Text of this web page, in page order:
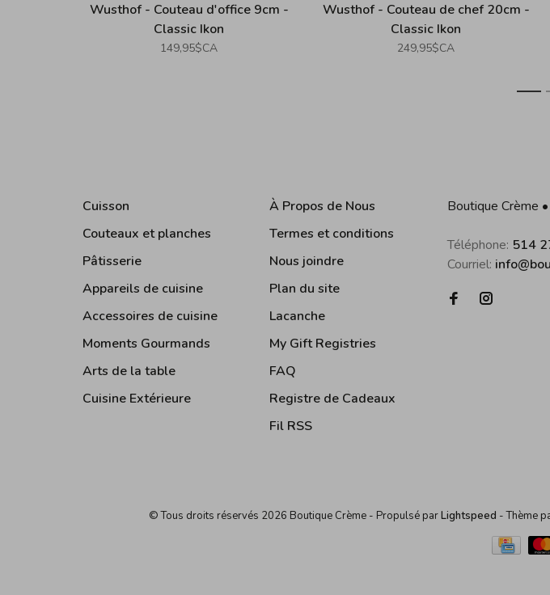
Wusthof - Couteau d'office 9cm -
Classic Ikon
149,95$CA
Wusthof - Couteau de chef 20cm -
Classic Ikon
249,95$CA
1
Cuisson
Couteaux et planches
Pâtisserie
Appareils de cuisine
Accessoires de cuisine
Moments Gourmands
Arts de la table
Cuisine Extérieure
À Propos de Nous
Termes et conditions
Nous joindre
Plan du site
Lacanche
My Gift Registries
FAQ
Registre de Cadeaux
Fil RSS
Boutique Crème
Téléphone: 514
Courriel:
© Tous droits réservés 2026 Boutique Crème - Propulsé parLightspeed - Thème